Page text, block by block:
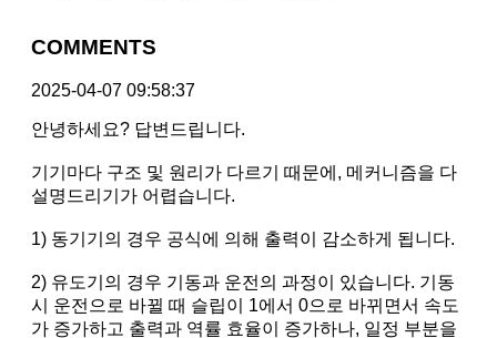
COMMENTS
2025-04-07 09:58:37
안녕하세요? 답변드립니다.
기기마다 구조 및 원리가 다르기 때문에, 메커니즘을 다
설명드리기가 어렵습니다.
1) 동기기의 경우 공식에 의해 출력이 감소하게 됩니다.
2) 유도기의 경우 기동과 운전의 과정이 있습니다. 기동
시 운전으로 바뀔 때 슬립이 1에서 0으로 바뀌면서 속도
가 증가하고 출력과 역률 효율이 증가하나, 일정 부분을